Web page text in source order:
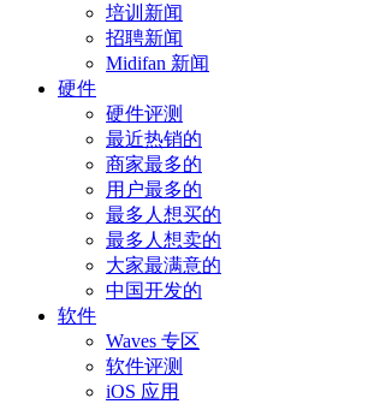
培训新闻
招聘新闻
Midifan 新闻
硬件
硬件评测
最近热销的
商家最多的
用户最多的
最多人想买的
最多人想卖的
大家最满意的
中国开发的
软件
Waves 专区
软件评测
iOS 应用